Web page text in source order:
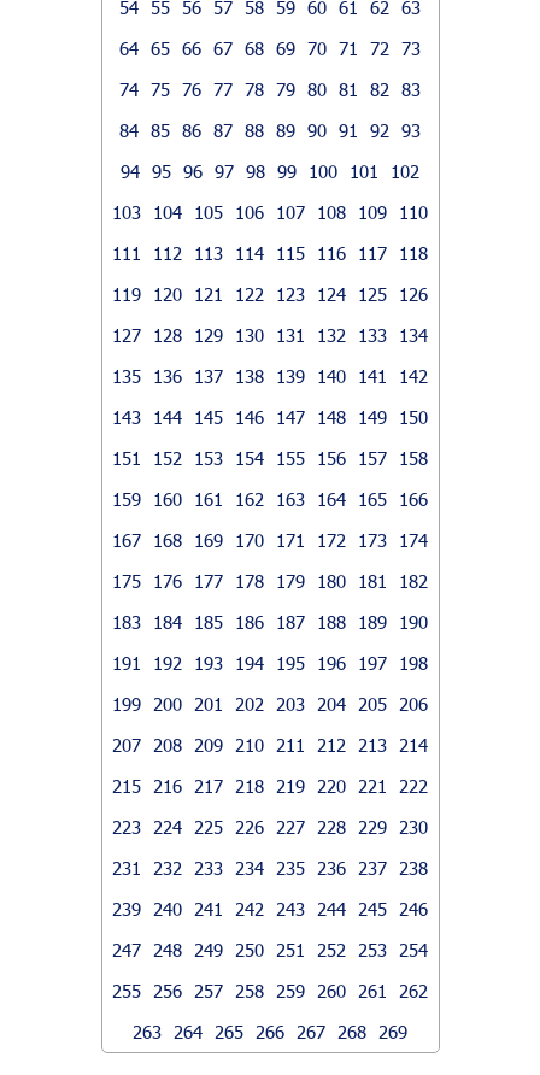
54 55 56 57 58 59 60 61 62
63
64 65 66 67 68 69 70 71 72
73
74 75 76 77 78 79 80 81 82
83
84 85 86 87 88 89 90 91 92
93
94 95 96 97 98 99 100 101
102
103
104 105 106 107 108 109
110
111
112 113 114 115 116 117
118
119
120 121 122 123 124 125
126
127
128 129 130 131 132 133
134
135
136 137 138 139 140 141
142
143
144 145 146 147 148 149
150
151
152 153 154 155 156 157
158
159
160 161 162 163 164 165
166
167
168 169 170 171 172 173
174
175
176 177 178 179 180 181
182
183
184 185 186 187 188 189
190
191
192 193 194 195 196 197
198
199
200 201 202 203 204 205
206
207
208 209 210 211 212 213
214
215
216 217 218 219 220 221
222
223
224 225 226 227 228 229
230
231
232 233 234 235 236 237
238
239
240 241 242 243 244 245
246
247
248 249 250 251 252 253
254
255
256 257 258 259 260 261
262
263
264 265 266 267 268 269